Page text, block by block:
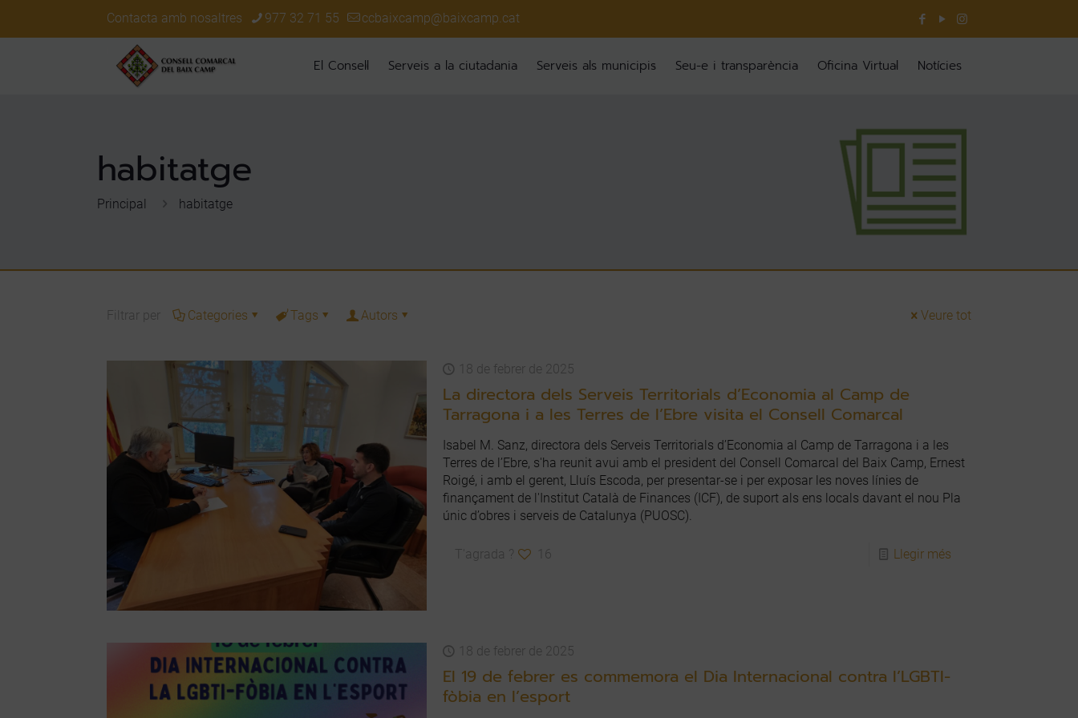
Contacta amb nosaltres 977 32 71 55 ccbaixcamp@baixcamp.cat
El Consell Serveis a la ciutadania Serveis als municipis Seu-e i transparència Oficina Virtual Notícies
habitatge
Principal habitatge
Filtrar per Categories Tags Autors Veure tot
18 de febrer de 2025
La directora dels Serveis Territorials d’Economia al Camp de
Tarragona i a les Terres de l’Ebre visita el Consell Comarcal
Isabel M. Sanz, directora dels Serveis Territorials d’Economia al Camp de Tarragona i a les
Terres de l’Ebre, s'ha reunit avui amb el president del Consell Comarcal del Baix Camp, Ernest
Roigé, i amb el gerent, Lluís Escoda, per presentar-se i per exposar les noves línies de
finançament de l'Institut Català de Finances (ICF), de suport als ens locals davant el nou Pla
únic d’obres i serveis de Catalunya (PUOSC).
T'agrada ? 16 Llegir més
18 de febrer de 2025
El 19 de febrer es commemora el Dia Internacional contra l’LGBTI-
fòbia en l’esport